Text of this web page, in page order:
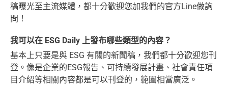
稿曝光至主流媒體，都十分歡迎您加我們的官方Line做詢
問！
我可以在 ESG Daily 上發布哪些類型的內容？
基本上只要是與 ESG 有關的新聞稿，我們都十分歡迎您刊
登。像是企業的ESG報告、可持續發展計畫、社會責任項
目介紹等相關內容都是可以刊登的，範圍相當廣泛。